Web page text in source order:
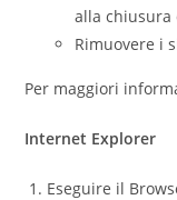
alla chiusura
Rimuovere i
Per maggiori
Internet Explorer
Eseguire il